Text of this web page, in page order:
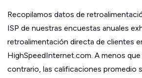
Recopilamos datos de
ISP de nuestras encuestas anuales
retroalimentación directa de clientes
HighSpeedInternet.com. A menos
contrario, las calificaciones promedio